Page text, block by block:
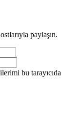
paylaşın.
bu tarayıcıda